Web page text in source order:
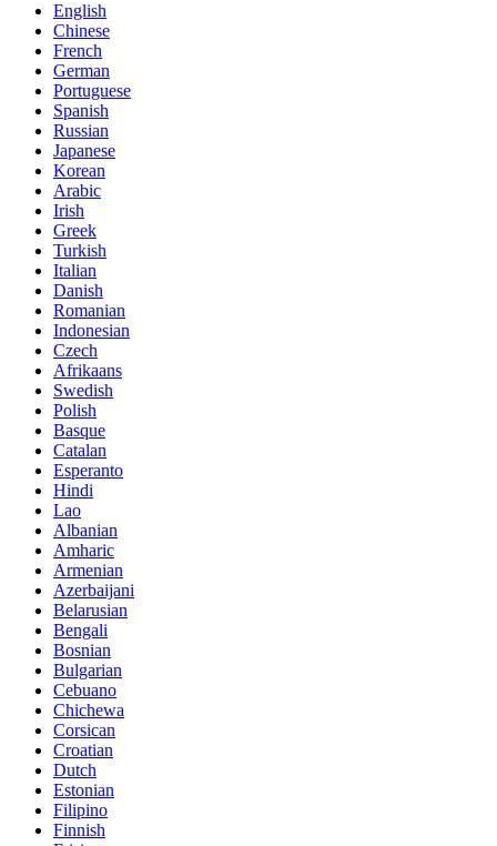
English
Chinese
French
German
Portuguese
Spanish
Russian
Japanese
Korean
Arabic
Irish
Greek
Turkish
Italian
Danish
Romanian
Indonesian
Czech
Afrikaans
Swedish
Polish
Basque
Catalan
Esperanto
Hindi
Lao
Albanian
Amharic
Armenian
Azerbaijani
Belarusian
Bengali
Bosnian
Bulgarian
Cebuano
Chichewa
Corsican
Croatian
Dutch
Estonian
Filipino
Finnish